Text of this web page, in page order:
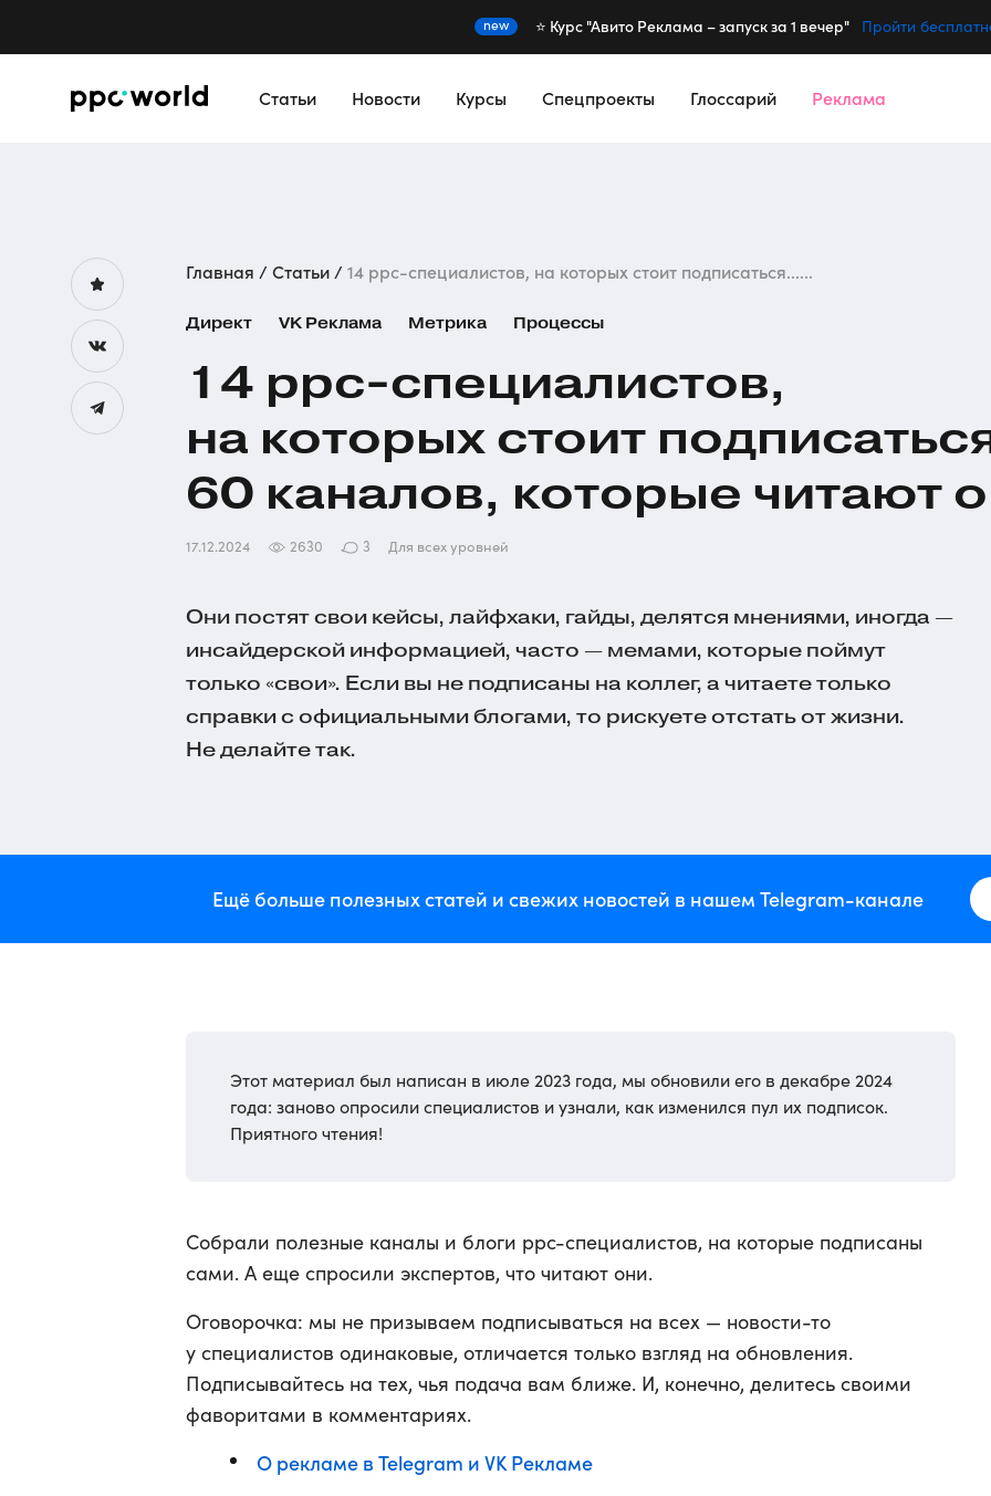
new ⭐️ Курс "Авито Реклама – запуск за 1 вечер" Пройти
Статьи Новости Курсы Спецпроекты Глоссарий Реклама
Главная Статьи 14 ppc-специалистов, на которых стоит подписаться......
Директ VK Реклама Метрика Процессы
14 ppc-специалистов,
на которых стоит
60 каналов, которые читают
17.12.2024 2630 3 Для всех уровней
Они постят свои кейсы, лайфхаки, гайды, делятся мнениями, иногда —
инсайдерской информацией, часто — мемами, которые поймут
только «свои». Если вы не подписаны на коллег, а читаете только
справки с официальными блогами, то рискуете отстать от жизни.
Не делайте так.
Ещё больше полезных статей и свежих новостей в нашем Telegram-канале
Этот материал был написан в июле 2023 года, мы обновили его в декабре 2024
года: заново опросили специалистов и узнали, как изменился пул их подписок.
Приятного чтения!
Собрали полезные каналы и блоги ppc-специалистов, на которые подписаны
сами. А еще спросили экспертов, что читают они.
Оговорочка: мы не призываем подписываться на всех — новости-то
у специалистов одинаковые, отличается только взгляд на обновления.
Подписывайтесь на тех, чья подача вам ближе. И, конечно, делитесь своими
фаворитами в комментариях.
О рекламе в Telegram и VK Рекламе